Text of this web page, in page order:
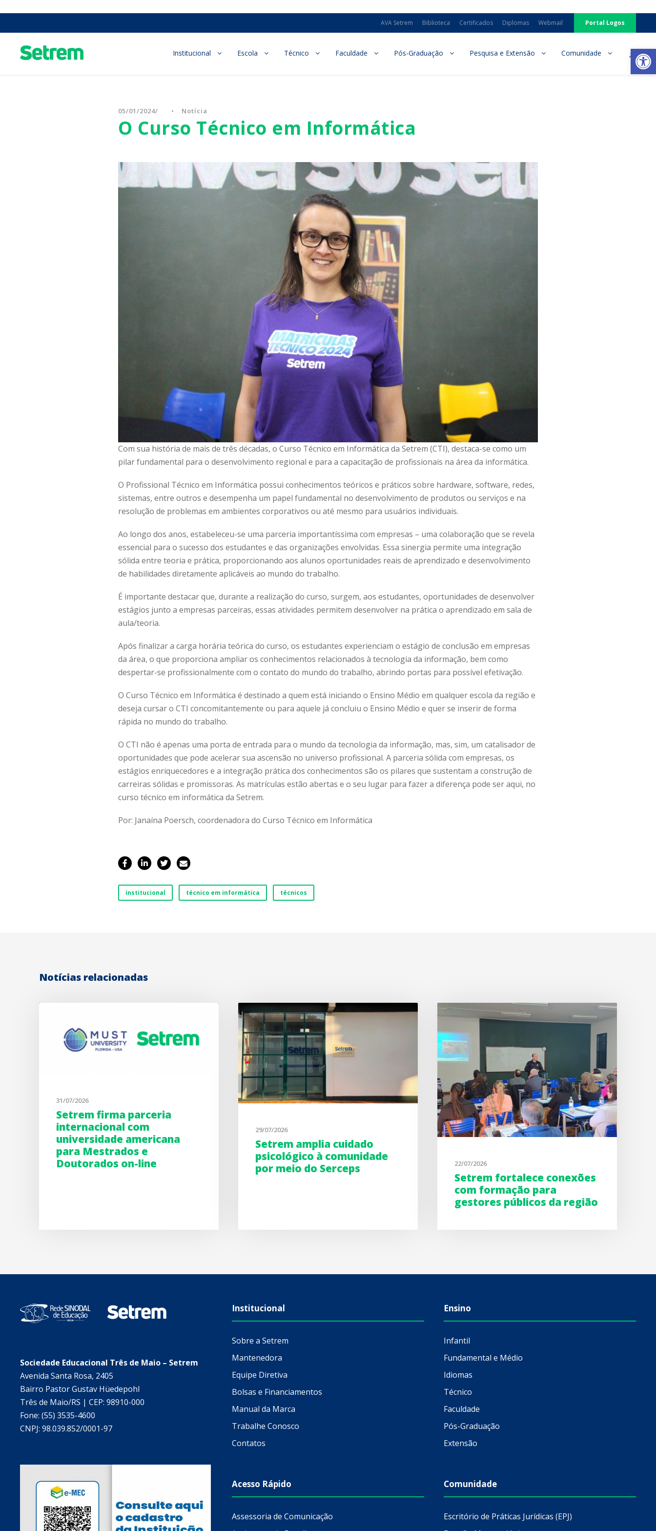
AVA Setrem Biblioteca Certificados Diplomas Webmail Portal Logos
Institucional Escola Técnico Faculdade Pós-Graduação Pesquisa e Extensão Comunidade
05/01/2024 • Notícia
O Curso Técnico em Informática
Com sua história de mais de três décadas, o Curso Técnico em Informática da Setrem (CTI), destaca-se como um
pilar fundamental para o desenvolvimento regional e para a capacitação de profissionais na área da informática.
O Profissional Técnico em Informática possui conhecimentos teóricos e práticos sobre hardware, software, redes,
sistemas, entre outros e desempenha um papel fundamental no desenvolvimento de produtos ou serviços e na
resolução de problemas em ambientes corporativos ou até mesmo para usuários individuais.
Ao longo dos anos, estabeleceu-se uma parceria importantíssima com empresas – uma colaboração que se revela
essencial para o sucesso dos estudantes e das organizações envolvidas. Essa sinergia permite uma integração
sólida entre teoria e prática, proporcionando aos alunos oportunidades reais de aprendizado e desenvolvimento
de habilidades diretamente aplicáveis ao mundo do trabalho.
É importante destacar que, durante a realização do curso, surgem, aos estudantes, oportunidades de desenvolver
estágios junto a empresas parceiras, essas atividades permitem desenvolver na prática o aprendizado em sala de
aula/teoria.
Após finalizar a carga horária teórica do curso, os estudantes experienciam o estágio de conclusão em empresas
da área, o que proporciona ampliar os conhecimentos relacionados à tecnologia da informação, bem como
despertar-se profissionalmente com o contato do mundo do trabalho, abrindo portas para possível efetivação.
O Curso Técnico em Informática é destinado a quem está iniciando o Ensino Médio em qualquer escola da região e
deseja cursar o CTI concomitantemente ou para aquele já concluiu o Ensino Médio e quer se inserir de forma
rápida no mundo do trabalho.
O CTI não é apenas uma porta de entrada para o mundo da tecnologia da informação, mas, sim, um catalisador de
oportunidades que pode acelerar sua ascensão no universo profissional. A parceria sólida com empresas, os
estágios enriquecedores e a integração prática dos conhecimentos são os pilares que sustentam a construção de
carreiras sólidas e promissoras. As matrículas estão abertas e o seu lugar para fazer a diferença pode ser aqui, no
curso técnico em informática da Setrem.
Por: Janaína Poersch, coordenadora do Curso Técnico em Informática
institucional técnico em informática técnicos
Notícias relacionadas
31/07/2026
Setrem firma parceria
internacional com
universidade americana
para Mestrados e
Doutorados on-line
29/07/2026
Setrem amplia cuidado
psicológico à comunidade
por meio do Serceps
22/07/2026
Setrem fortalece conexões
com formação para
gestores públicos da região
Sociedade Educacional Três de Maio – Setrem
Avenida Santa Rosa, 2405
Bairro Pastor Gustav Hüedepohl
Três de Maio/RS | CEP: 98910-000
Fone: (55) 3535-4600
CNPJ: 98.039.852/0001-97
Institucional
Sobre a Setrem
Mantenedora
Equipe Diretiva
Bolsas e Financiamentos
Manual da Marca
Trabalhe Conosco
Contatos
Acesso Rápido
Assessoria de Comunicação
Ensino
Infantil
Fundamental e Médio
Idiomas
Técnico
Faculdade
Pós-Graduação
Extensão
Comunidade
Escritório de Práticas Jurídicas (EPJ)